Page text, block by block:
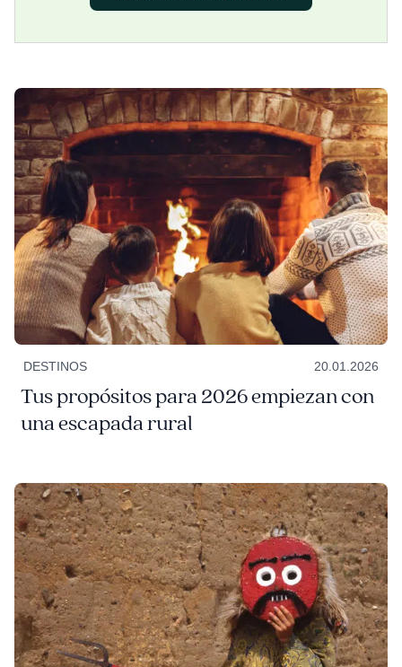
DESTINOS 20.01.2026
Tus propósitos para 2026 empiezan con
una escapada rural